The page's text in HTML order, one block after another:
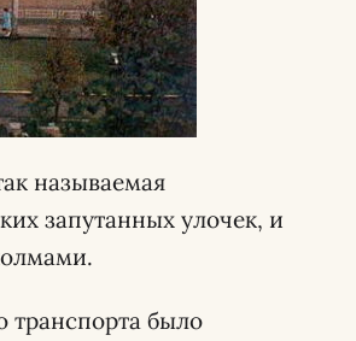
называемая
запутанных улочек, и
транспорта было